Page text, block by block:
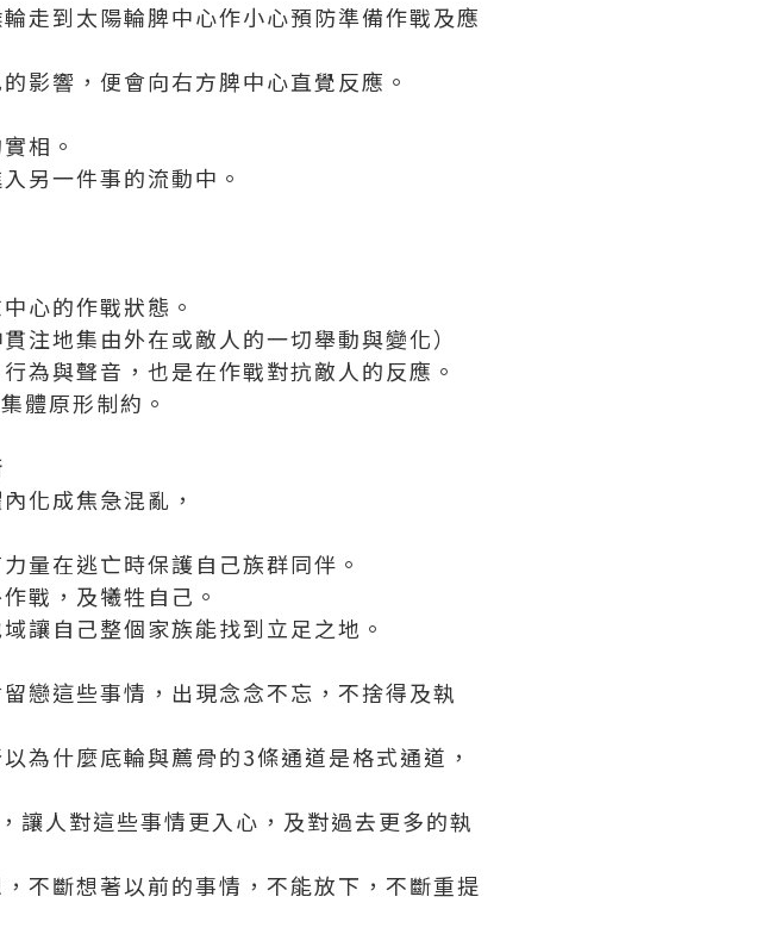
走到太陽輪脾中心作小心預防準備作戰及應
影響，便會向右方脾中心直覺反應。
相。
另一件事的流動中。
心的作戰狀態。
注地集由外在或敵人的一切舉動與變化）
為與聲音，也是在作戰對抗敵人的反應。
體原形制約。
化成焦急混亂，
量在逃亡時保護自己族群同伴。
戰，及犧牲自己。
讓自己整個家族能找到立足之地。
戀這些事情，出現念念不忘，不捨得及執
為什麼底輪與薦骨的3條通道是格式通道，
讓人對這些事情更入心，及對過去更多的執
不斷想著以前的事情，不能放下，不斷重提